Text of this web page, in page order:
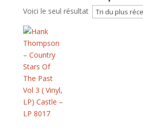
Voici le seul résultat